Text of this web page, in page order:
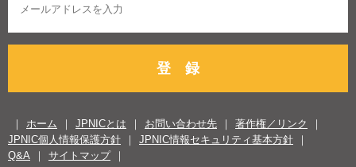
登 録
ホーム JPNICとは お問い合わせ先
著作権／リンク
JPNIC個人情報保護方針
JPNIC情報セキュリティ基本方針
Q&A
サイトマップ